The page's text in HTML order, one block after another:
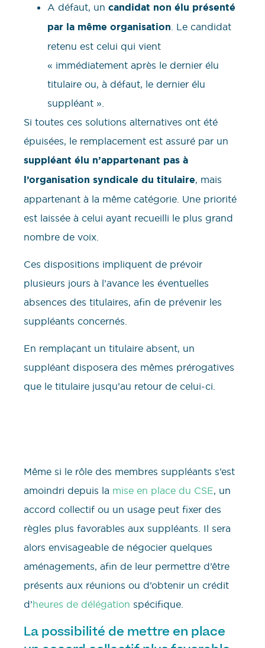
A défaut, un candidat non élu présenté
par la même organisation . Le candidat
retenu est celui qui vient
« immédiatement après le dernier élu
titulaire ou, à défaut, le dernier élu
suppléant ».
Si toutes ces solutions alternatives ont été
épuisées, le remplacement est assuré par un
suppléant élu n’appartenant pas à
l’organisation syndicale du titulaire, mais
appartenant à la même catégorie. Une priorité
est laissée à celui ayant recueilli le plus grand
nombre de voix.
Ces dispositions impliquent de prévoir
plusieurs jours à l’avance les éventuelles
absences des titulaires, afin de prévenir les
suppléants concernés.
En remplaçant un titulaire absent, un
suppléant disposera des mêmes prérogatives
que le titulaire jusqu’au retour de celui-ci.
Même si le rôle des membres suppléants s’est
amoindri depuis la mise en place du CSE, un
accord collectif ou un usage peut fixer des
règles plus favorables aux suppléants. Il sera
alors envisageable de négocier quelques
aménagements, afin de leur permettre d’être
présents aux réunions ou d’obtenir un crédit
d’heures de délégation spécifique.
La possibilité de mettre en place